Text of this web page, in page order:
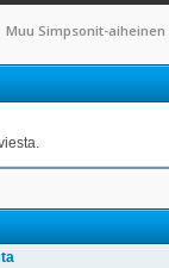
Muu Simpsonit-aiheinen